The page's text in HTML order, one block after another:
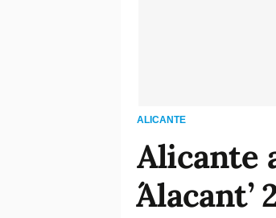
ALICANTE
Alicante